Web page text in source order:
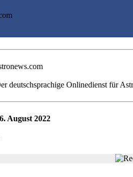
deutschsprachige Onlinedienst für
August 2022